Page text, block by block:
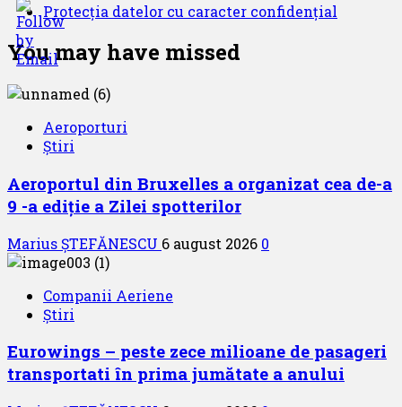
Protecția datelor cu caracter confidențial
You may have missed
Aeroporturi
Știri
Aeroportul din Bruxelles a organizat cea de-a
9 -a ediție a Zilei spotterilor
Marius ȘTEFĂNESCU 6 august 2026 0
Companii Aeriene
Știri
Eurowings – peste zece milioane de pasageri
transportati în prima jumătate a anului